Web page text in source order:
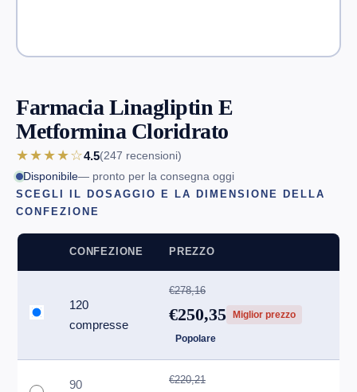
Farmacia Linagliptin E
Metformina Cloridrato
★★★★☆4.5(247 recensioni)
Disponibile— pronto per la consegna oggi
SCEGLI IL DOSAGGIO E LA DIMENSIONE DELLA
CONFEZIONE
CONFEZIONE PREZZO
120
compresse
€278,16
€250,35 Miglior prezzo
Popolare
90
€220,21